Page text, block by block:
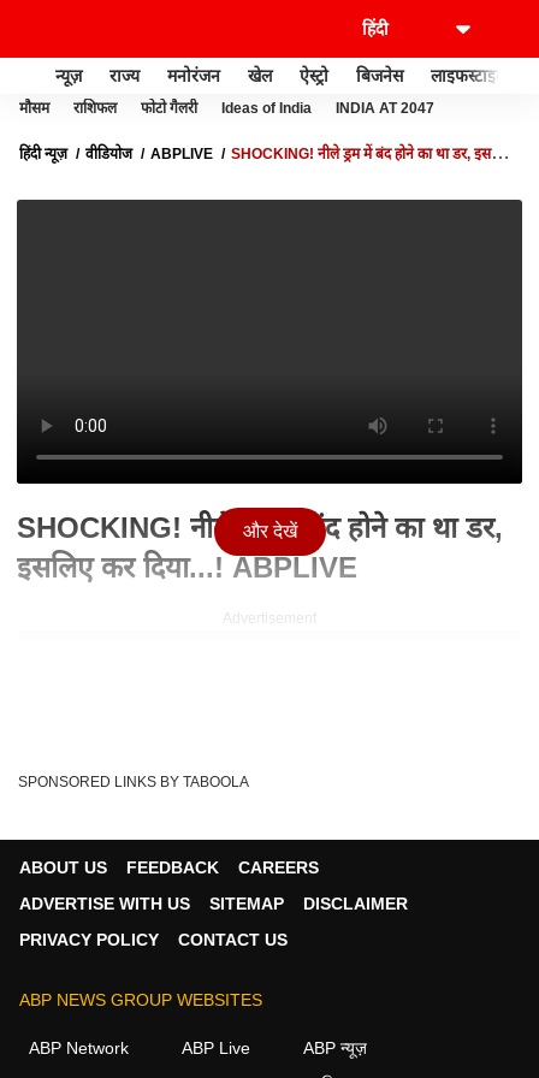
न्यूज़ राज्य मनोरंजन खेल ऐस्ट्रो बिजनेस लाइफस्टाइल
मौसम राशिफल फोटो गैलरी Ideas of India INDIA AT 2047
हिंदी न्यूज़ वीडियोज ABPLIVE
SHOCKING! नीले ड्रम में बंद होने का था डर, इसलिए
SHOCKING! नीले ड्रम में बंद होने का था डर,
इसलिए कर दिया...! ABPLIVE
Advertisement
10 Jun 2026 05:10 PM (IST)
नीले ड्रम में बंद होने का था डर, इसी लिए पति ने की पत्नी की हत्या,
see more
और देखें
SPONSORED LINKS BY TABOOLA
ABOUT US FEEDBACK
CAREERS
ADVERTISE WITH US
SITEMAP
DISCLAIMER
PRIVACY POLICY
CONTACT US
ABP NEWS GROUP WEBSITES
ABP Network ABP Live
ABP न्यूज़